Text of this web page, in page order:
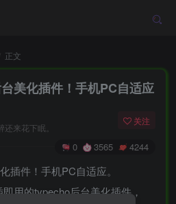
正文
美化插件！手机PC自适应
来花下眠。
关注
0 3565 4244
插件！手机PC自适应。
用的typecho后台美化插件，